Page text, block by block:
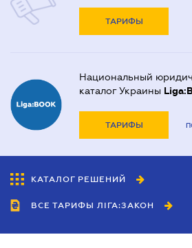
ТАРИФЫ
Национальный
каталог Украины
ТАРИФЫ
КАТАЛОГ РЕШЕНИЙ
ВСЕ ТАРИФЫ ЛІГА:ЗАКОН